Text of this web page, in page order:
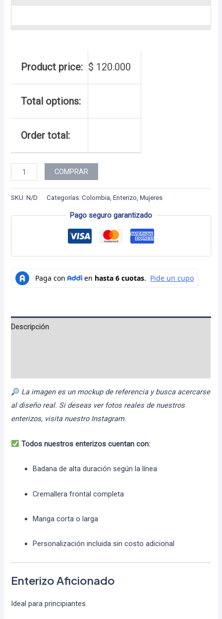
Product price: $ 120.000
Total options:
Order total:
Enterizo
Dama
-
COMPRAR
SKU:N/D Categorías:Colombia ,Enterizo ,Mujeres
Pago seguro garantizado
Descripción
La imagen es un mockup de referencia y busca acercarse
al diseño real. Si deseas ver fotos reales de nuestros
enterizos, visita nuestro Instagram.
Todos nuestros enterizos cuentan con:
Badana de alta duración según la línea
Cremallera frontal completa
Manga corta o larga
Personalización incluida sin costo adicional
Enterizo Aficionado
Ideal para principiantes.